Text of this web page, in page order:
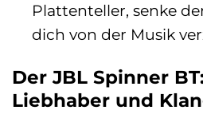
Plattenteller, senke
dich von der Musik
Der JBL Spinner
Liebhaber und